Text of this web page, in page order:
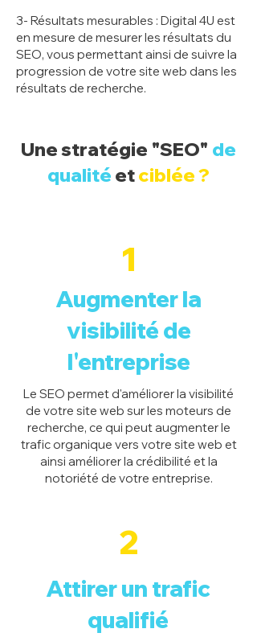
3- Résultats mesurables : Digital 4U est
en mesure de mesurer les résultats du
SEO, vous permettant ainsi de suivre la
progression de votre site web dans les
résultats de recherche.
Une stratégie "SEO" de
qualité etciblée ?
1
Augmenter la
visibilité de
l'entreprise
Le SEO permet d'améliorer la visibilité
de votre site web sur les moteurs de
recherche, ce qui peut augmenter le
trafic organique vers votre site web et
ainsi améliorer la crédibilité et la
notoriété de votre entreprise.
2
Attirer un trafic
qualifié